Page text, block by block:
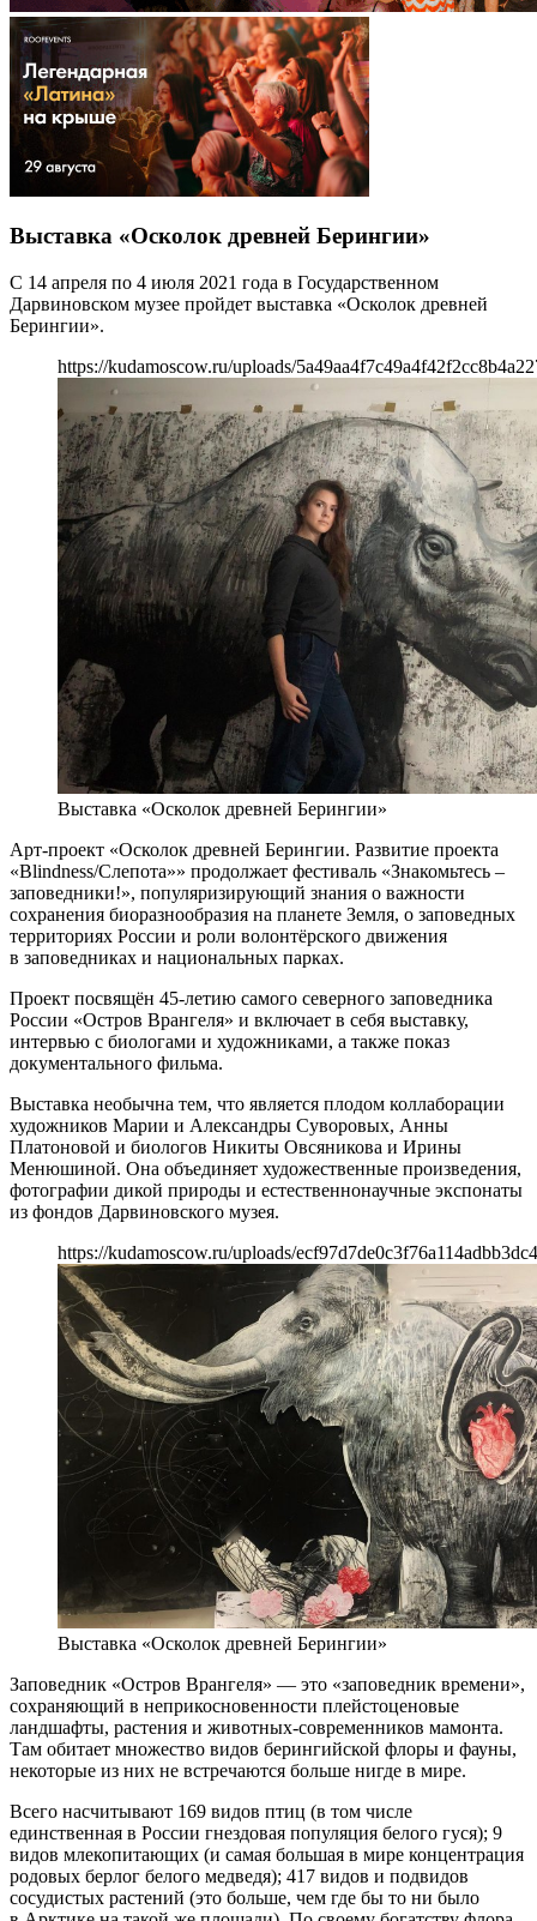
Выставка «Осколок древней Берингии»
С 14 апреля по 4 июля 2021 года в Государственном
Дарвиновском музее пройдет выставка «Осколок древней
Берингии».
https://kudamoscow.ru/uploads/
Выставка «Осколок древней Берингии»
Арт-проект «Осколок древней Берингии. Развитие проекта
«Blindness/Слепота»» продолжает фестиваль «Знакомьтесь –
заповедники!», популяризирующий знания о важности
сохранения биоразнообразия на планете Земля, о заповедных
территориях России и роли волонтёрского движения
в заповедниках и национальных парках.
Проект посвящён 45-летию самого северного заповедника
России «Остров Врангеля» и включает в себя выставку,
интервью с биологами и художниками, а также показ
документального фильма.
Выставка необычна тем, что является плодом коллаборации
художников Марии и Александры Суворовых, Анны
Платоновой и биологов Никиты Овсяникова и Ирины
Менюшиной. Она объединяет художественные произведения,
фотографии дикой природы и естественнонаучные экспонаты
из фондов Дарвиновского музея.
https://kudamoscow.ru/uploads/
Выставка «Осколок древней Берингии»
Заповедник «Остров Врангеля» — это «заповедник времени»,
сохраняющий в неприкосновенности плейстоценовые
ландшафты, растения и животных-современников мамонта.
Там обитает множество видов берингийской флоры и фауны,
некоторые из них не встречаются больше нигде в мире.
Всего насчитывают 169 видов птиц (в том числе
единственная в России гнездовая популяция белого гуся); 9
видов млекопитающих (и самая большая в мире концентрация
родовых берлог белого медведя); 417 видов и подвидов
сосудистых растений (это больше, чем где бы то ни было